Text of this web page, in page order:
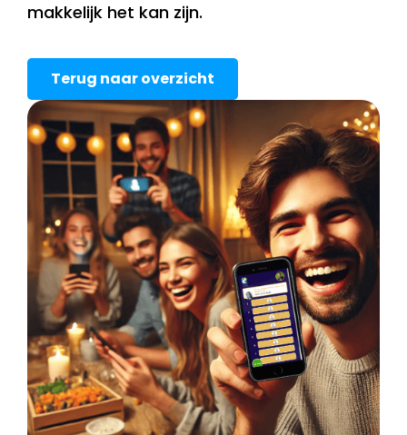
makkelijk het kan zijn.
Terug naar overzicht